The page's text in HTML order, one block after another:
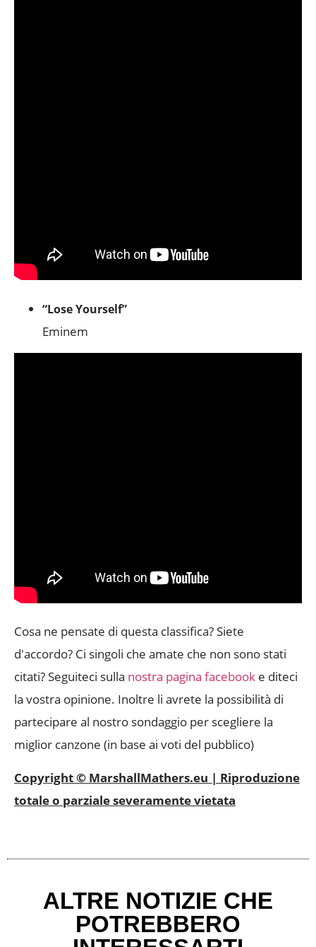
“Lose Yourself”
Eminem
Cosa ne pensate di questa classifica? Siete
d'accordo? Ci singoli che amate che non sono stati
citati? Seguiteci sulla nostra pagina facebook e diteci
la vostra opinione. Inoltre li avrete la possibilità di
partecipare al nostro sondaggio per scegliere la
miglior canzone (in base ai voti del pubblico)
Copyright © MarshallMathers.eu | Riproduzione
totale o parziale severamente vietata
ALTRE NOTIZIE CHE
POTREBBERO